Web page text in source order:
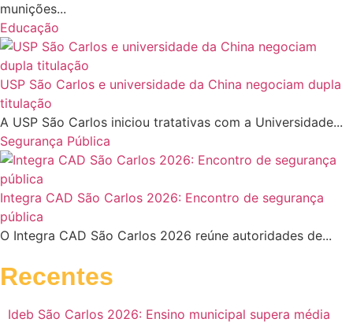
munições...
Educação
USP São Carlos e universidade da China negociam dupla
titulação
A USP São Carlos iniciou tratativas com a Universidade...
Segurança Pública
Integra CAD São Carlos 2026: Encontro de segurança
pública
O Integra CAD São Carlos 2026 reúne autoridades de...
Recentes
Ideb São Carlos 2026: Ensino municipal supera média